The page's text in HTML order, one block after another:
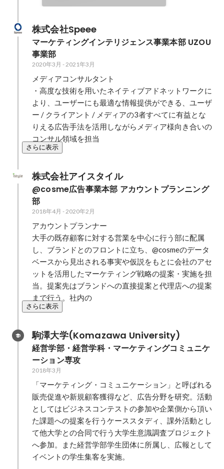
株式会社Speee
マーケティングインテリジェンス事業本部 UZOU
事業部
2020年3月 -2021年3月
メディアコンサルタント
・高度な技術を用いたネイティブアドネットワークに
より、ユーザーにも最適な情報提供ができる、ユーザ
ー / クライアント / メディアの3者すべてに有益とな
りえる広告手法を活用しながらメディア様向き合いの
コンサル領域を担当
さらに表示
株式会社アイスタイル
@cosme広告事業本部 アカウントプランニング
部
2018年4月 -2020年2月
アカウントプランナー
大手の既存顧客に対する営業を中心に行う部に配属
し、ブランドとのフロントに立ち、@cosmeのデータ
ベースから見出される事実や仮説をもとに会社のアセ
ットを活用したマーケティング戦略の提案・実施を担
当。提案先はブランドへの直接提案と代理店への提案
まで行う。社内の
さらに表示
駒澤大学(Komazawa University)
経営学部・経営学科・マーケティングコミュニケ
ーション専攻
2018年3月
「マーケティング・コミュニケーション」と呼ばれる
販売促進や新規顧客獲得など、広告分野を研究。活動
としてはビジネスコンテストの参加や企業側から頂い
た課題への提案を行うケーススタディ、課外活動とし
て他大学との合同で行う大学生意識調査プロジェクト
へ参加。また経営学部学生団体に所属し、広報として
イベントの学生集客を実施。